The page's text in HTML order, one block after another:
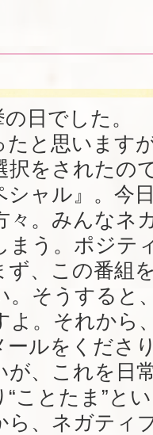
日でした。
たと思います
択をされたの
シャル』。今
々。みんなネ
まう。ポジテ
ず、この番組
。そうすると
よ。それから
ールをくださ
が、これを日
ことたま”と
ら、ネガティ